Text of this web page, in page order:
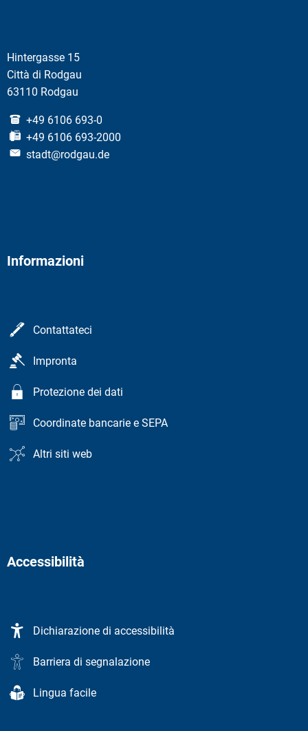
Hintergasse 15
Città di Rodgau
63110 Rodgau
+49 6106 693-0
+49 6106 693-2000
stadt@rodgau.de
Informazioni
Contattateci
Impronta
Protezione dei dati
Coordinate bancarie e SEPA
Altri siti web
Accessibilità
Dichiarazione di accessibilità
Barriera di segnalazione
Lingua facile